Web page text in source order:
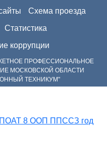
Схема проезда
Статистика
коррупции
ПРОФЕССИОНАЛЬНОЕ
МОСКОВСКОЙ ОБЛАСТИ
ТЕХНИКУМ"
ПОАТ 8 ООП ППССЗ год